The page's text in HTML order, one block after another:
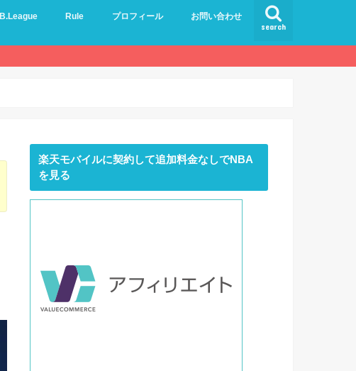
search
B.League Rule プロフィール お問い合わせ
楽天モバイルに契約して追加料金なしでNBA
を見る